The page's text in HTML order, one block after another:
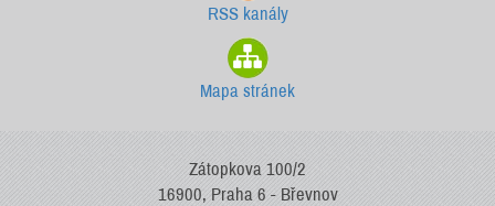
RSS kanály
Mapa stránek
Zátopkova 100/2
16900, Praha 6 - Břevnov